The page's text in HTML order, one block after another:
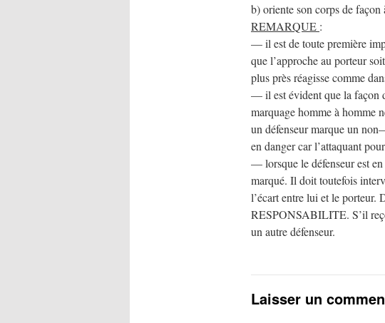
b) oriente son corps de
REMARQUE :
— il est de toute première
que l’approche au porteur
plus près réagisse comme
— il est évident que la façon
marquage homme à homme
un défenseur marque un
en danger car l’attaquant
— lorsque le défenseur est
marqué. Il doit toutefois
l’écart entre lui et le porteur.
RESPONSABILITE. S’il
un autre défenseur.
Laisser un